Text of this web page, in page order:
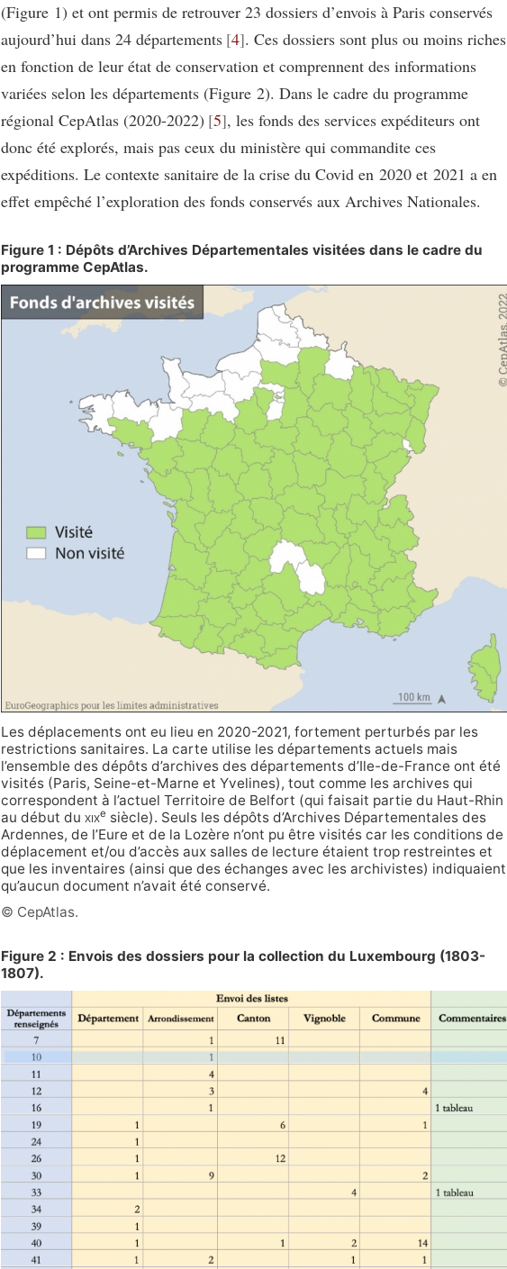
(Figure 1) et ont permis de retrouver 23 dossiers d’envois à Paris conservés
aujourd’hui dans 24 départements 4 . Ces dossiers sont plus ou moins riches
en fonction de leur état de conservation et comprennent des informations
variées selon les départements (Figure 2). Dans le cadre du programme
régional CepAtlas (2020-2022) 5 , les fonds des services expéditeurs ont
donc été explorés, mais pas ceux du ministère qui commandite ces
expéditions. Le contexte sanitaire de la crise du Covid en 2020 et 2021 a en
effet empêché l’exploration des fonds conservés aux Archives Nationales.
Figure 1 : Dépôts d’Archives Départementales visitées dans le cadre du
programme CepAtlas.
Les déplacements ont eu lieu en 2020-2021, fortement perturbés par les
restrictions sanitaires. La carte utilise les départements actuels mais
l’ensemble des dépôts d’archives des départements d’Ile-de-France ont été
visités (Paris, Seine-et-Marne et Yvelines), tout comme les archives qui
correspondent à l’actuel Territoire de Belfort (qui faisait partie du Haut-Rhin
au début du xixe siècle). Seuls les dépôts d’Archives Départementales des
Ardennes, de l’Eure et de la Lozère n’ont pu être visités car les conditions de
déplacement et/ou d’accès aux salles de lecture étaient trop restreintes et
que les inventaires (ainsi que des échanges avec les archivistes) indiquaient
qu’aucun document n’avait été conservé.
© CepAtlas.
Figure 2 : Envois des dossiers pour la collection du Luxembourg (1803-
1807).